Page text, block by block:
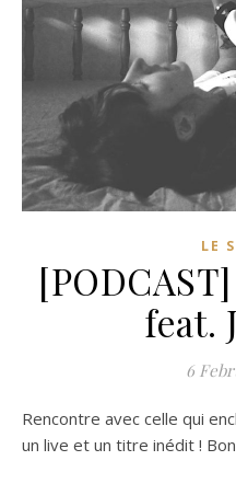
LE
feat.
6
Rencontre avec celle qui enchante la pop, Joni Île. En bonus,
un live et un titre inédit !